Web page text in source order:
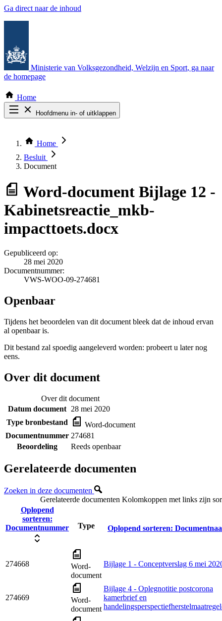
Ga direct naar de inhoud
Ministerie van Volksgezondheid, Welzijn en Sport, ga naar
de homepage
Home
Hoofdmenu in- of uitklappen
Thema COVID-19
Bekijk per bestuursorgaan
Home
Besluit
Document
Word-document Bijlage 12 -
Kabinetsreactie_mkb-
impacttoets.docx
Gepubliceerd op:
28 mei 2020
Documentnummer:
VWS-WOO-09-274681
Openbaar
Tijdens het beoordelen van dit document bleek dat de inhoud ervan
al openbaar is.
Dit bestand zal spoedig aangeleverd worden: probeert u later nog
eens.
Over dit document
Over dit document
Datum document 28 mei 2020
Type bronbestand
Word-document
Documentnummer 274681
Beoordeling
Reeds openbaar
Gerelateerde documenten
Zoeken in deze documenten
Gerelateerde documenten Kolomkoppen met links zijn
Oplopend
sorteren:
Documentnummer
Type Oplopend sorteren:
274668
Word-
document
Bijlage 1 - Conceptverslag 6 mei
274669
Word-
document
Bijlage 4 - Oplegnotitie postcorona
kamerbrief en